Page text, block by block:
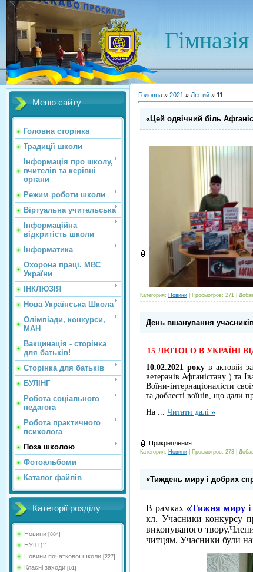
Меню сайту
Головна сторінка
Традиції школи
Інформація про школу,
вчителів та керівні
органи
Режим роботи школи
Віртуальна учительська
Інформаційна
відкритість школи
Інформатика
Охорона праці. МВС
України
ІНКЛЮЗІЯ
Нова Українська Школа
Олімпіади, конкурси,
МАН
Вакцинація - сторінка
для батьків!
Сторінка для батьків
БУЛІНГ
Робота соціального
педагога
Робота практичного
психолога
Поза школою
Фотоальбоми
Каталог файлів
Категорії розділу
Новини [884]
НУШ [1]
Новини початкової школи [227]
Класні заходи [61]
Головна » 2021 » Лютий » 11
«Цей одвічний біль
Категория: Новини | Просмотров: 271 |
День вшанування
15 ЛЮТОГО В УКРАЇНІ
10.02.2021 року в актовій
ветеранів Афганістану ) та
Воїни-інтернаціоналісти
та доблесті воїнів, що дали
На
Читати далі »
Прикрепления:
Категория: Новини | Просмотров: 273 |
«Тиждень миру і добрих
В рамках «Тижня миру і
кл. Учасники конкурсу
виконуваного
читцям. Учасники були